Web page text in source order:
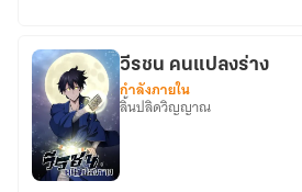
วีรชน คนแปลงร่าง
กำลังภายใน
ลิ้นปลิดวิญญาณ